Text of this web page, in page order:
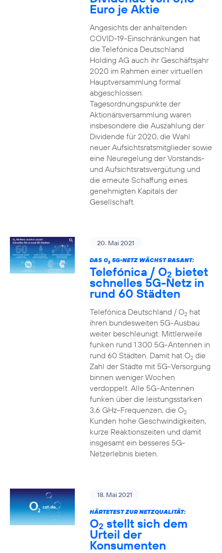
Euro je Aktie
Angesichts der anhaltenden
COVID-19-Einschränkungen hat
die Telefónica Deutschland
Holding AG auch ihr Geschäftsjahr
2020 im Rahmen einer virtuellen
Hauptversammlung formal
abgeschlossen.
Tagesordnungspunkte der
Aktionärsversammlung waren
insbesondere die Auszahlung der
Dividende für 2020, die Wahl
neuer Aufsichtsratsmitglieder sowie
eine Neuregelung der Vorstands-
und Aufsichtsratsvergütung und
die erneute Schaffung eines
genehmigten Kapitals der
Gesellschaft.
20. Mai 2021
DAS O25G-NETZ WÄCHST RASANT:
Telefónica / O2 bietet
schnelles 5G-Netz in
rund 60 Städten
Telefónica Deutschland / O2hat
ihren bundesweiten 5G-Ausbau
weiter beschleunigt. Mittlerweile
funken rund 1.300 5G-Antennen in
rund 60 Städten. Damit hat O2die
Zahl der Städte mit 5G-Versorgung
binnen weniger Wochen
verdoppelt. Alle 5G-Antennen
funken über die leistungsstarken
3,6 GHz-Frequenzen, die O2
Kunden hohe Geschwindigkeiten,
kurze Reaktionszeiten und damit
insgesamt ein besseres 5G-
Netzerlebnis bieten.
18. Mai 2021
HÄRTETEST ZUR NETZQUALITÄT:
O2 stellt sich dem
Urteil der
Konsumenten